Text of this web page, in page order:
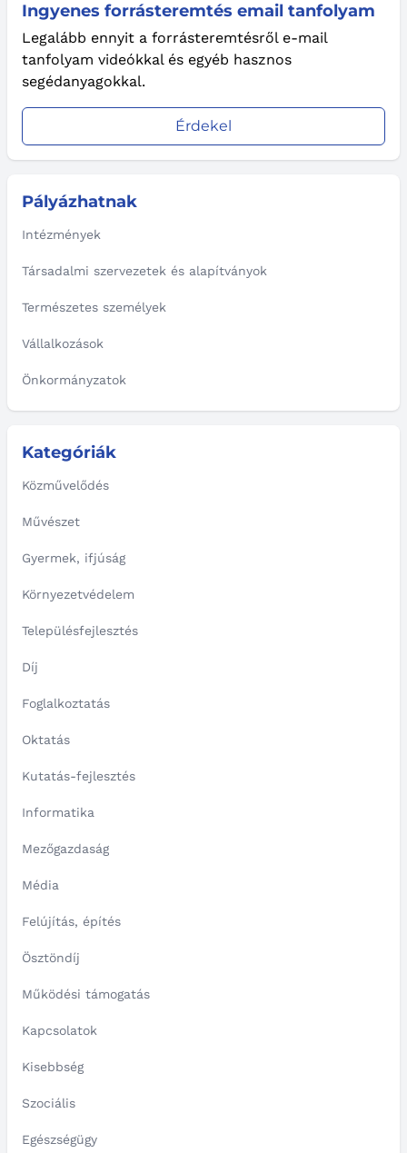
Ingyenes forrásteremtés email tanfolyam
Legalább ennyit a forrásteremtésről e-mail
tanfolyam videókkal és egyéb hasznos
segédanyagokkal.
Érdekel
Pályázhatnak
Intézmények
Társadalmi szervezetek és alapítványok
Természetes személyek
Vállalkozások
Önkormányzatok
Kategóriák
Közművelődés
Művészet
Gyermek, ifjúság
Környezetvédelem
Településfejlesztés
Díj
Foglalkoztatás
Oktatás
Kutatás-fejlesztés
Informatika
Mezőgazdaság
Média
Felújítás, építés
Ösztöndíj
Működési támogatás
Kapcsolatok
Kisebbség
Szociális
Egészségügy